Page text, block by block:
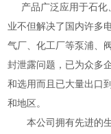
产品广泛应用于石化
业不但解决了国内许多
气厂、化工厂等泵浦、
封泄露问题，已为众多
和选用而且已大量出口
和地区。
本公司拥有先进的生